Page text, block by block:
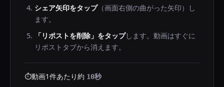
シェア矢印をタップ（画面右側の曲がった矢印）し
ます。
「リポストを削除」をタップします。動画はすぐに
リポストタブから消えます。
⏱️動画1件あたり約 10秒